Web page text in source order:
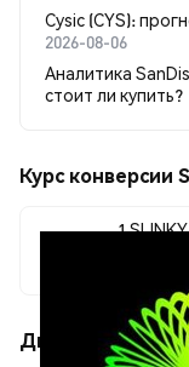
Cysic (CYS):
2026-08-06
Аналитика
стоит ли купить?
Курс конверсии
1
Движения цены